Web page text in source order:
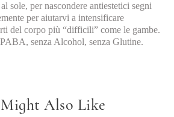
sole, per nascondere antiestetici segni
per aiutarvi a intensificare
del corpo più “difficili” come le gambe.
PABA, senza Alcohol, senza Glutine.
Also Like